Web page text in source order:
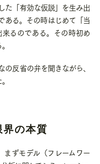
た「有効な仮説」を生み出
ある。その時はじめて「当
るのである。その時初め
の反省の弁を聞きながら、
界の本質
まずモデル（フレームワー